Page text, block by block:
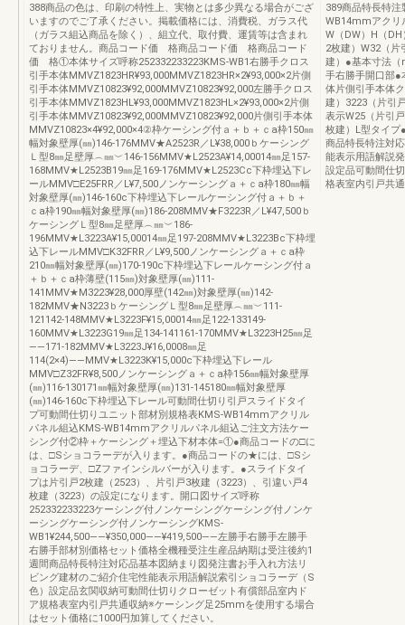
388商品の色は、印刷の特性上、実物とは多少異なる場合がござ
いますのでご了承ください。掲載価格には、消費税、ガラス代
（ガラス組込商品を除く）、組立代、取付費、運賃等は含まれ
ておりません。商品コード価 格商品コード価 格商品コード
価 格①本体サイズ呼称252332233223KMS-WB1右勝手クロス
引手本体MMVZ1823HR¥93,000MMVZ1823HR×2¥93,000×2片側
引手本体MMVZ10823¥92,000MMVZ10823¥92,000左勝手クロス
引手本体MMVZ1823HL¥93,000MMVZ1823HL×2¥93,000×2片側
引手本体MMVZ10823¥92,000MMVZ10823¥92,000片側引手本体
MMVZ10823×4¥92,000×4②枠ケーシング付ａ＋ｂ＋ｃa枠150㎜
幅対象壁厚(㎜)146-176MMV★A2523R／L¥38,000ｂケーシング
Ｌ型8㎜足壁厚︵㎜︶146-156MMV★L2523A¥14,00014㎜足157-
168MMV★L2523B19㎜足169-176MMV★L2523Cc下枠埋込下レ
ールMMV□E25FRR／L¥7,500ノンケーシングａ＋ｃa枠180㎜幅
対象壁厚(㎜)146-160c下枠埋込下レールケーシング付ａ＋ｂ＋
ｃa枠190㎜幅対象壁厚(㎜)186-208MMV★F3223R／L¥47,500ｂ
ケーシングＬ型8㎜足壁厚︵㎜︶186-
196MMV★L3223A¥15,00014㎜足197-208MMV★L3223Bc下枠埋
込下レールMMV□K32FRR／L¥9,500ノンケーシングａ＋ｃa枠
210㎜幅対象壁厚(㎜)170-190c下枠埋込下レールケーシング付ａ
＋ｂ＋ｃa枠薄壁(115㎜)対象壁厚(㎜)111-
141MMV★M3223¥28,000厚壁(142㎜)対象壁厚(㎜)142-
182MMV★N3223ｂケーシングＬ型8㎜足壁厚︵㎜︶111-
121142-148MMV★L3223F¥15,00014㎜足122-133149-
160MMV★L3223G19㎜足134-141161-170MMV★L3223H25㎜足
――171-182MMV★L3223J¥16,0008㎜足
114(2×4)――MMV★L3223K¥15,000c下枠埋込下レール
MMV□Z32FR¥8,500ノンケーシングａ＋ｃa枠156㎜幅対象壁厚
(㎜)116-130171㎜幅対象壁厚(㎜)131-145180㎜幅対象壁厚
(㎜)146-160c下枠埋込下レール可動間仕切り引戸スライドタイ
プ可動間仕切りユニット部材別規格表KMS-WB14mmアクリル
パネル組込KMS-WB14mmアクリルパネル組込ご注文方法ケー
シング付②枠＋ケーシング＋埋込下材本体=①●商品コードの□に
は、□Sショコラーデが入ります。●商品コードの★には、□Sシ
ョコラーデ、□Zファインシルバーが入ります。●スライドタイ
プは片引戸2枚建（2523）、片引戸3枚建（3223）、引違い戸4
枚建（3223）の設定になります。開口図サイズ呼称
252332233223ケーシング付ノンケーシングケーシング付ノンケ
ーシングケーシング付ノンケーシングKMS-
WB1¥244,500――¥350,000――¥419,500――左勝手右勝手左勝手
右勝手部材別価格セット価格全機種受注生産品納期は受注後約1
週間商品特長特注対応品基本図納まり図発注書お手入れ方法リ
ビング建材のご紹介住宅性能表示用語解説索引ショコラーデ（S
色）設定品玄関収納可動間仕切りクローゼット有償部品室内ド
ア規格表室内引戸共通収納※ケーシング足25mmを使用する場合
はセット価格に1000円加算してください。
389商品特長特注
WB14mmアクリ
W（DW）H（
2枚建）W32（片
建）●基本寸法
手右勝手開口部●
体片側引手本体
建）3223（片引
表示W25（片引
枚建）L型タイプ
商品特長特注対
能表示用語解説
設定品可動間仕
格表室内引戸共